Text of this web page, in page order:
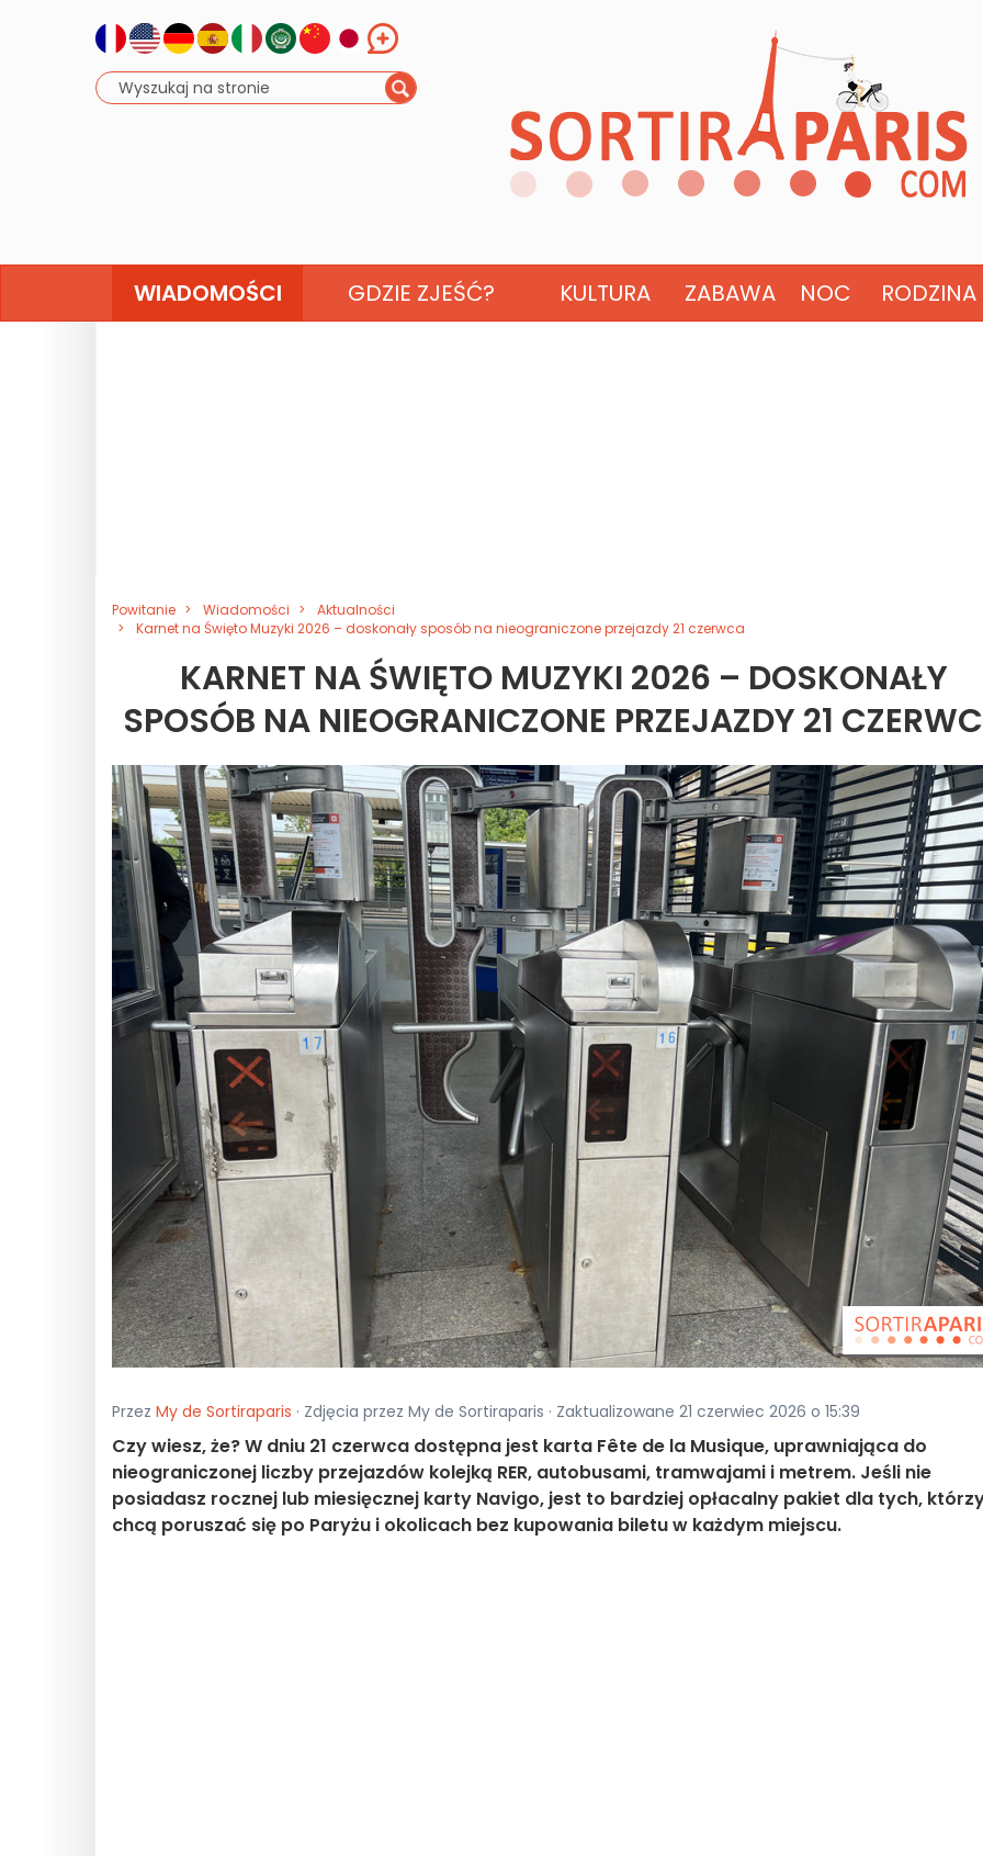
WIADOMOŚCI GDZIE ZJEŚĆ? KULTURA ZABAWA NOC RODZINA
Powitanie Wiadomości
Aktualności
Karnet na Święto Muzyki 2026 – doskonały sposób na nieograniczone przejazdy 21 czerwca
KARNET NA ŚWIĘTO MUZYKI 2026 – DOSKONAŁY
SPOSÓB NA NIEOGRANICZONE PRZEJAZDY 21
Przez My de Sortiraparis · Zdjęcia przez My de Sortiraparis · Zaktualizowane 21 czerwiec 2026 o 15:39
Czy wiesz, że? W dniu 21 czerwca dostępna jest karta Fête de la Musique, uprawniająca do
nieograniczonej liczby przejazdów kolejką RER, autobusami, tramwajami i metrem. Jeśli nie
posiadasz rocznej lub miesięcznej karty Navigo, jest to bardziej opłacalny pakiet dla tych,
chcą poruszać się po Paryżu i okolicach bez kupowania biletu w każdym miejscu.